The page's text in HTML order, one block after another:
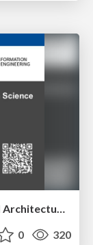
Cross-Media Information Spaces and Architectures
0 320